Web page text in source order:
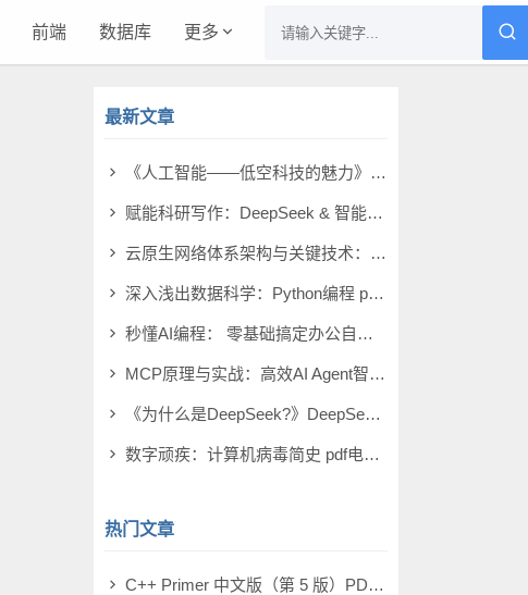
前端 数据库 更多
最新文章
《人工智能——低空科技的魅力》蔡荣啸 pdf电子书[11MB]
赋能科研写作：DeepSeek & 智能体 pdf电子书[58MB]
云原生网络体系架构与关键技术：面向无人化智能化战场 pdf电子书[106MB]
深入浅出数据科学：Python编程 pdf电子书[32MB]
秒懂AI编程： 零基础搞定办公自动化 pdf电子书[39MB]
MCP原理与实战：高效AI Agent智能体开发 pdf电子书[93MB]
《为什么是DeepSeek?》DeepSeek研究小组 pdf电子书[4MB]
数字顽疾：计算机病毒简史 pdf电子书[14MB]
热门文章
C++ Primer 中文版（第 5 版）PDF电子书 [164MB]